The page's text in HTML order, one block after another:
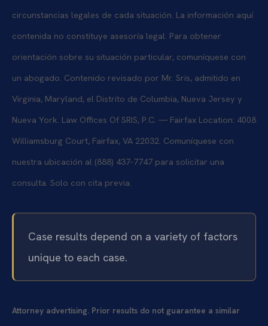
circunstancias legales de cada situación. La información aquí
contenida no constituye asesoría legal. Para obtener
orientación sobre su situación particular, comuníquese con
un abogado. Contenido revisado por Mr. Sris, admitido en
Virginia, Maryland, el Distrito de Columbia, Nueva Jersey y
Nueva York. Law Offices Of SRIS, P.C. — Fairfax Location: 4008
Williamsburg Court, Fairfax, VA 22032. Comuníquese con
nuestra ubicación al (888) 437-7747 para solicitar una
consulta. Solo con cita previa.
Case results depend on a variety of factors
unique to each case.
Attorney advertising. Prior results do not guarantee a similar